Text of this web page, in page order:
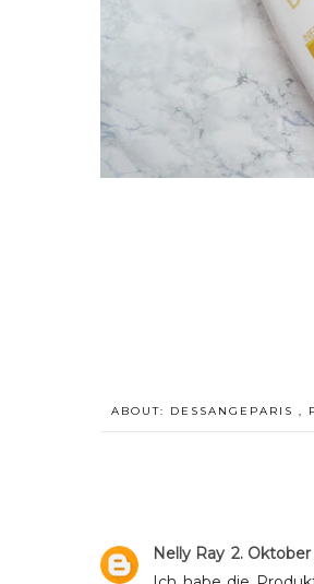
ABOUT: DESSANGEPARIS ,
Nelly Ray 2. Oktober